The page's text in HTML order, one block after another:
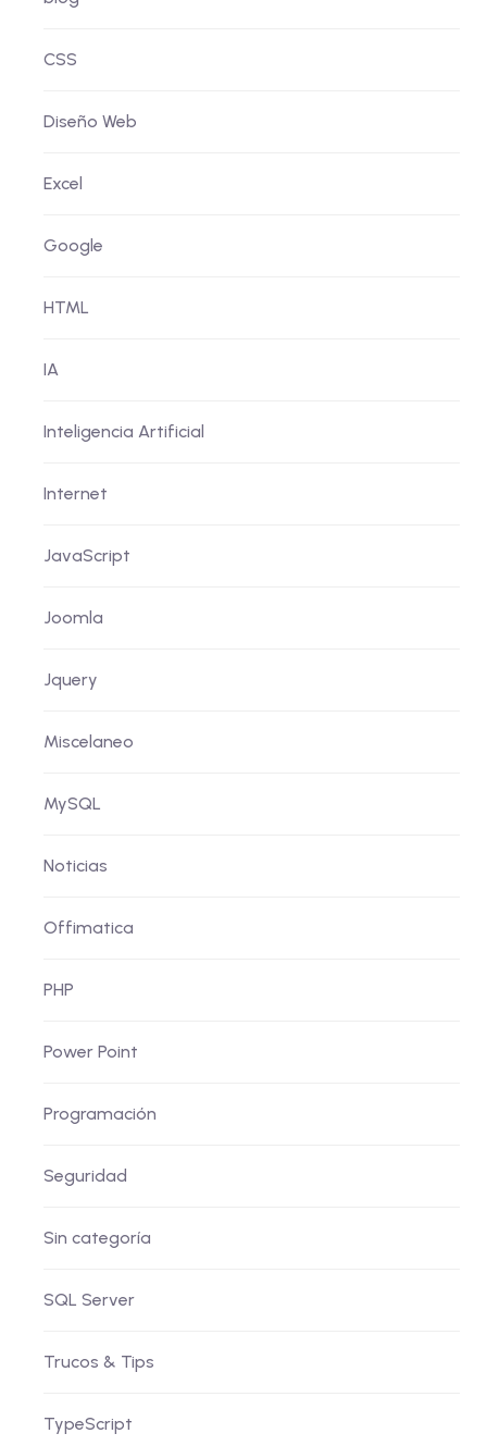
CSS
Diseño Web
Excel
Google
HTML
IA
Inteligencia Artificial
Internet
JavaScript
Joomla
Jquery
Miscelaneo
MySQL
Noticias
Offimatica
PHP
Power Point
Programación
Seguridad
Sin categoría
SQL Server
Trucos & Tips
TypeScript